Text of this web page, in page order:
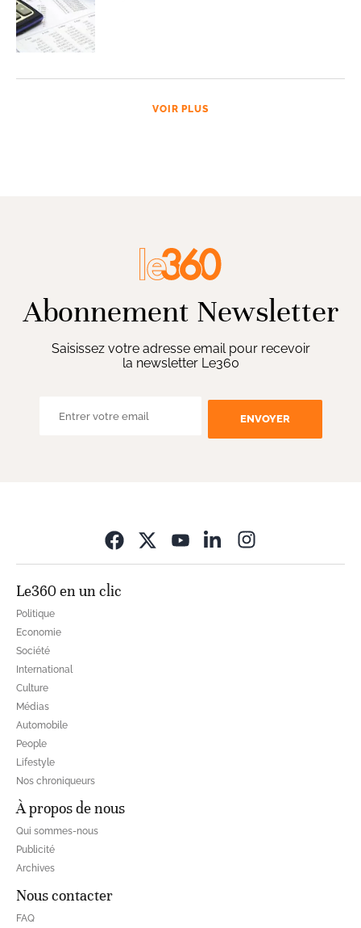
VOIR PLUS
Abonnement Newsletter
Saisissez votre adresse email pour recevoir
la newsletter Le360
ENVOYER
Le360 en un clic
Politique
Economie
Société
International
Culture
Médias
Automobile
People
Lifestyle
Nos chroniqueurs
À propos de nous
Qui sommes-nous
Publicité
Archives
Nous contacter
FAQ